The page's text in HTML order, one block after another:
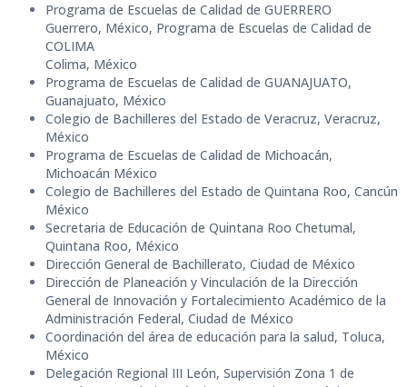
Programa de Escuelas de Calidad de GUERRERO
Guerrero, México, Programa de Escuelas de Calidad de
COLIMA
Colima, México
Programa de Escuelas de Calidad de GUANAJUATO,
Guanajuato, México
Colegio de Bachilleres del Estado de Veracruz, Veracruz,
México
Programa de Escuelas de Calidad de Michoacán,
Michoacán México
Colegio de Bachilleres del Estado de Quintana Roo, Cancún
México
Secretaria de Educación de Quintana Roo Chetumal,
Quintana Roo, México
Dirección General de Bachillerato, Ciudad de México
Dirección de Planeación y Vinculación de la Dirección
General de Innovación y Fortalecimiento Académico de la
Administración Federal, Ciudad de México
Coordinación del área de educación para la salud, Toluca,
México
Delegación Regional III León, Supervisión Zona 1 de